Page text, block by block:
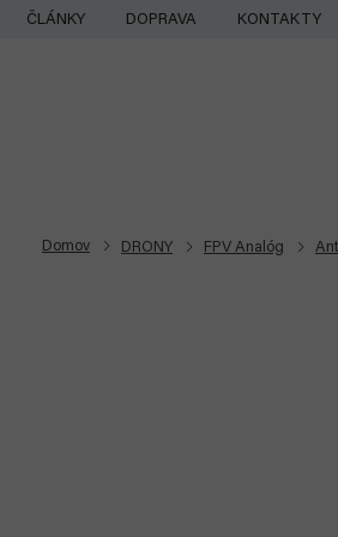
Prejsť
ČLÁNKY DOPRAVA KONTAKTY
Domov DRONY FPV Analóg